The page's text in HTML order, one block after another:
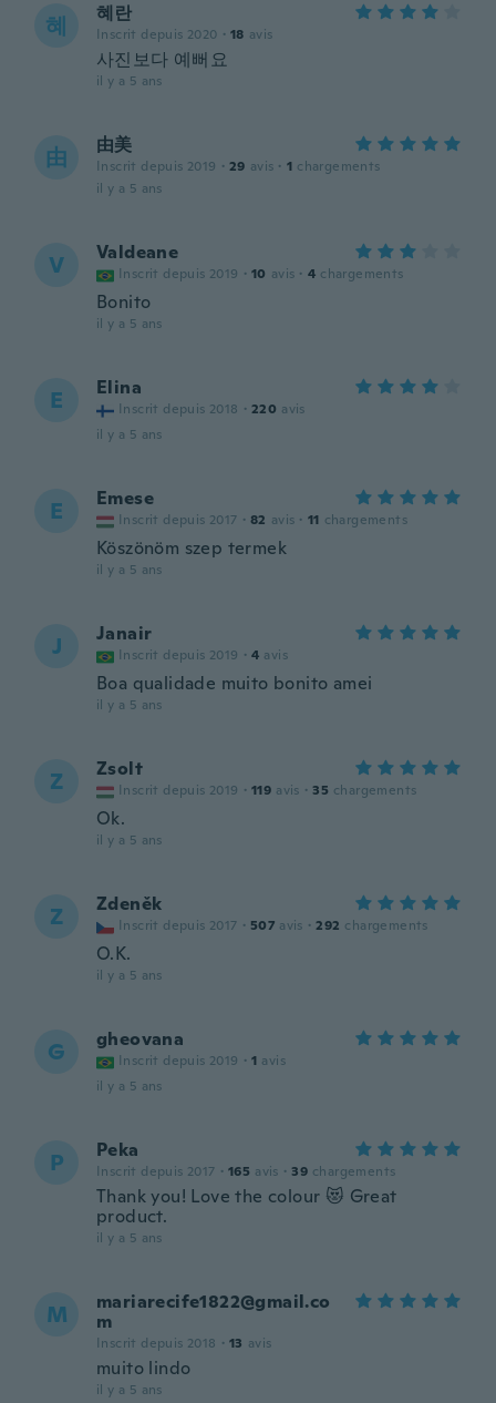
혜 혜란
Inscrit depuis 2020 · 18 avis
사진보다 예뻐요
il y a 5 ans
由 由美
Inscrit depuis 2019 · 29 avis · 1 chargements
il y a 5 ans
V Valdeane
Inscrit depuis 2019 · 10 avis · 4 chargements
Bonito
il y a 5 ans
E Elina
Inscrit depuis 2018 · 220 avis
il y a 5 ans
E Emese
Inscrit depuis 2017 · 82 avis · 11 chargements
Köszönöm szep termek
il y a 5 ans
J Janair
Inscrit depuis 2019 · 4 avis
Boa qualidade muito bonito amei
il y a 5 ans
Z Zsolt
Inscrit depuis 2019 · 119 avis · 35 chargements
Ok.
il y a 5 ans
Z Zdeněk
Inscrit depuis 2017 · 507 avis · 292 chargements
O.K.
il y a 5 ans
G gheovana
Inscrit depuis 2019 · 1 avis
il y a 5 ans
P Peka
Inscrit depuis 2017 · 165 avis · 39 chargements
Thank you! Love the colour 😻 Great
product.
il y a 5 ans
M
mariarecife1822@gmail.co
m
Inscrit depuis 2018 · 13 avis
muito lindo
il y a 5 ans